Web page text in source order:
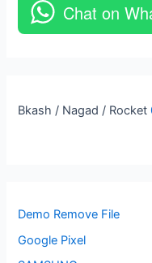
Chat on
Bkash / Nagad / Rocket
Demo Remove File
Google Pixel